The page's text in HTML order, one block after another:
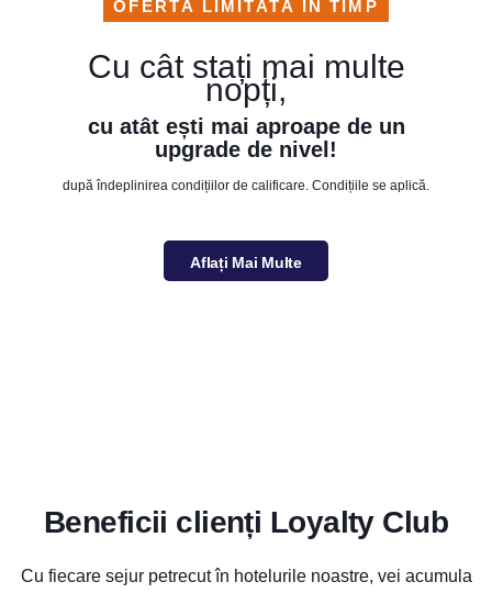
OFERTĂ LIMITATĂ ÎN TIMP
Cu cât stați mai multe
nopți,
cu atât ești mai aproape de un
upgrade de nivel!
după îndeplinirea condițiilor de calificare. Condițiile se aplică.
Aflați Mai Multe
Beneficii clienți Loyalty Club
Cu fiecare sejur petrecut în hotelurile noastre, vei acumula